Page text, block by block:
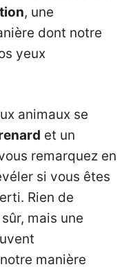
, une
dont notre
yeux
animaux se
et un
remarquez en
si vous êtes
Rien de
mais une
manière